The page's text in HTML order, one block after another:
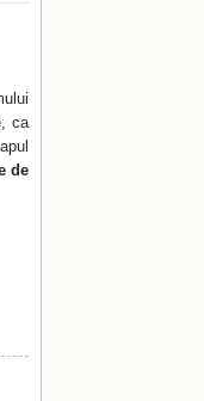
ca
de